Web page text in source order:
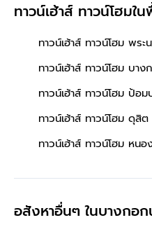
ทาวน์เฮ้าส์ ทาวน์โฮมใ
ทาวน์เฮ้าส์ ทาวน์โฮม พระ
ทาวน์เฮ้าส์ ทาวน์โฮม บา
ทาวน์เฮ้าส์ ทาวน์โฮม ป้อ
ทาวน์เฮ้าส์ ทาวน์โฮม ดุสิต
ทาวน์เฮ้าส์ ทาวน์โฮม หนอ
อสังหาอื่นๆในบางกอ